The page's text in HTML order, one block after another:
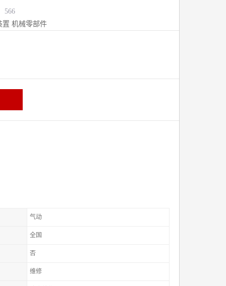
566
置 机械零部件
气动
全国
否
维修